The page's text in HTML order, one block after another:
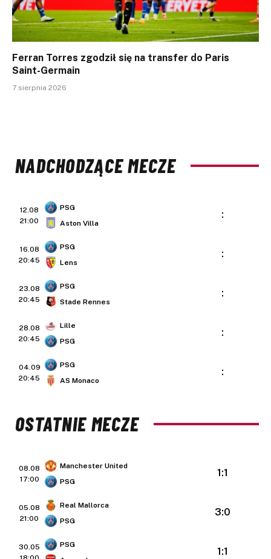
Ferran Torres zgodził się na transfer do Paris
Saint-Germain
7 sierpnia 2026
NADCHODZĄCE MECZE
12.08
21:00
PSG
Aston Villa
:
16.08
20:45
PSG
Lens
:
23.08
20:45
PSG
Stade Rennes
:
28.08
20:45
Lille
PSG
:
04.09
20:45
PSG
AS Monaco
:
OSTATNIE MECZE
08.08
17:00
Manchester United
PSG
1:1
05.08
21:00
Real Mallorca
PSG
3:0
30.05
PSG
1:1